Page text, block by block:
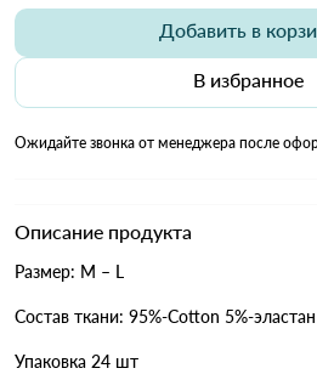
В избранное
Добавить в
Ожидайте звонка от менеджера после
Описание продукта
Размер: M – L
Состав ткани: 95%-Cotton 5%-эластан
Упаковка 24 шт